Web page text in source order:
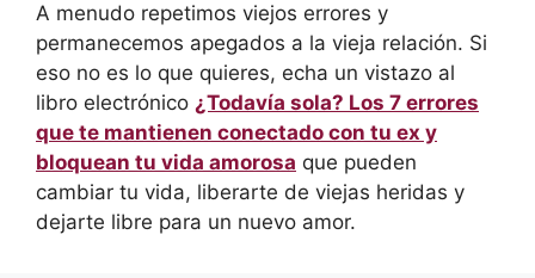
A menudo repetimos viejos errores y
permanecemos apegados a la vieja relación. Si
eso no es lo que quieres, echa un vistazo al
libro electrónico ¿Todavía sola? Los 7 errores
que te mantienen conectado con tu ex y
bloquean tu vida amorosa que pueden
cambiar tu vida, liberarte de viejas heridas y
dejarte libre para un nuevo amor.